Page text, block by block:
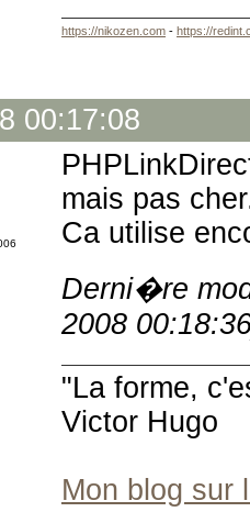
https://nikozen.com - https://
00:17:08
mais pas
Ca utilise
Derni�re
2008
"La forme,
Victor Hugo
Mon blog sur